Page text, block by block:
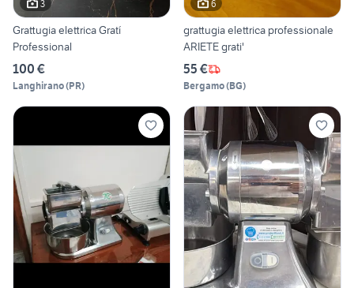
3
Grattugia elettrica Gratí
Professional
100 €
Langhirano(PR)
6
grattugia elettrica professionale
ARIETE grati'
55 €
Bergamo(BG)